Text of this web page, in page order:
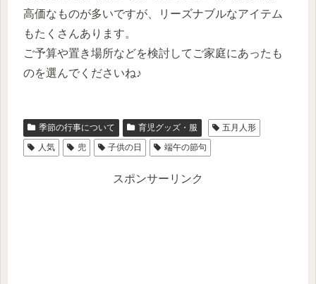
高価なものが多いですが、リーズナブルなアイテム
もたくさんあります。
ご予算や置き場所などを検討してご家庭にあったも
のを選んでくださいね♪
季節の行事について 育児グッズ・服
五月人形
人気
兜 子供の日 端午の節句
スポンサーリンク